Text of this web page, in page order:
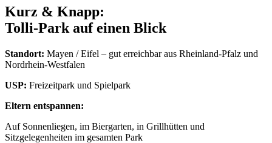
Kurz & Knapp:
Tolli-Park auf einen Blick
Standort: Mayen / Eifel – gut erreichbar aus Rheinland-Pfalz und
Nordrhein-Westfalen
USP: Freizeitpark und Spielpark
Eltern entspannen:
Auf Sonnenliegen, im Biergarten, in Grillhütten und
Sitzgelegenheiten im gesamten Park